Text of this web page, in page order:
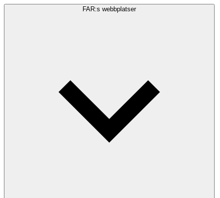
FAR:s webbplatser